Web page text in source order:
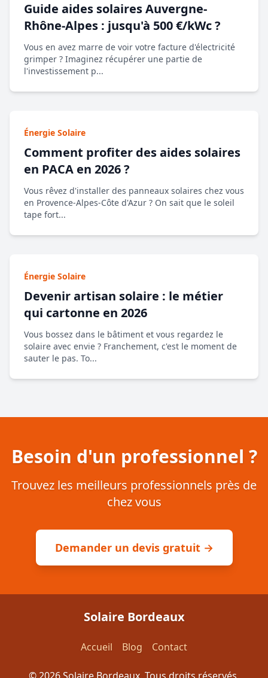
Guide aides solaires Auvergne-
Rhône-Alpes : jusqu'à 500 €/kWc ?
Vous en avez marre de voir votre facture d'électricité
grimper ? Imaginez récupérer une partie de
l'investissement p...
Énergie Solaire
Comment profiter des aides solaires
en PACA en 2026 ?
Vous rêvez d'installer des panneaux solaires chez vous
en Provence-Alpes-Côte d'Azur ? On sait que le soleil
tape fort...
Énergie Solaire
Devenir artisan solaire : le métier
qui cartonne en 2026
Vous bossez dans le bâtiment et vous regardez le
solaire avec envie ? Franchement, c'est le moment de
sauter le pas. To...
Besoin d'un professionnel ?
Trouvez les meilleurs professionnels près de
chez vous
Demander un devis gratuit →
Solaire Bordeaux
Accueil Blog Contact